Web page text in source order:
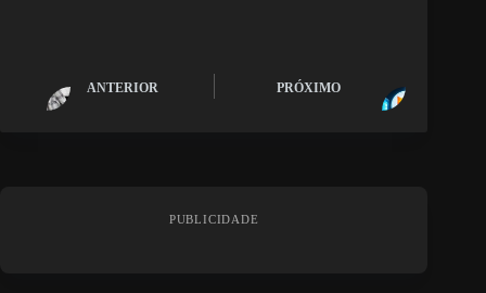
ANTERIOR PRÓXIMO
PUBLICIDADE